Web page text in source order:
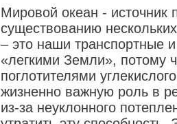
Мировой океан - источник
существованию
– это наши транспортные
«легкими Земли», потому
поглотителями
жизненно важную роль в
из-за неуклонного